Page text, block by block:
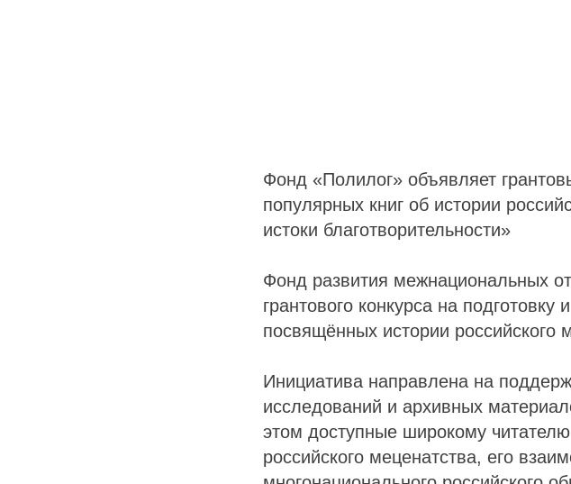
Фонд «Полилог» объявляет
популярных книг об истории
истоки благотворительности»
Фонд развития межнациональных
грантового конкурса на
посвящённых истории российского
Инициатива направлена на
исследований и архивных
этом доступные широкому
российского меценатства, его